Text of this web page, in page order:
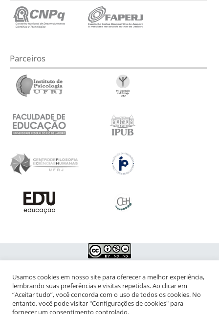
Parceiros
NIPIAC – Núcleo Interdisciplinar de Pesquisa para a Infância e
Adolescência Contemporâneas
Universidade Federal do Rio de Janeiro - Campus da Praia Vermelha
Usamos cookies em nosso site para oferecer a melhor experiência,
lembrando suas preferências e visitas repetidas. Ao clicar em
“Aceitar tudo”, você concorda com o uso de todos os cookies. No
entanto, você pode visitar "Configurações de cookies" para
fornecer um consentimento controlado.